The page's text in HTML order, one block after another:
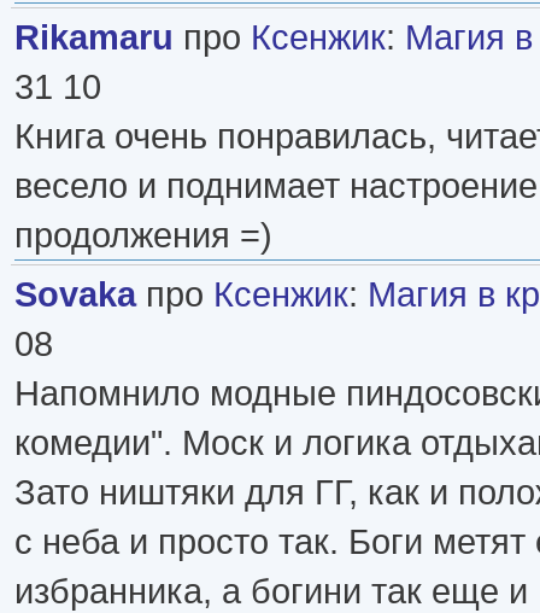
Rikamaru про Ксенжик: Магия в
31 10
Книга очень понравилась,
весело и поднимает
продолжения =)
Sovakaпро Ксенжик: Магия в
08
Напомнило модные
комедии". Моск и логика
Зато ништяки для ГГ, как и
с неба и просто так. Боги метят
избранника, а богини так еще и